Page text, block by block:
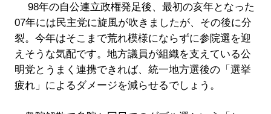
98年の自公連立政権発足後、最初の亥年となった
07年には民主党に旋風が吹きましたが、その後に分
裂。今年はそこまで荒れ模様にならずに参院選を迎
えそうな気配です。地方議員が組織を支えている公
明党とうまく連携できれば、統一地方選後の「選挙
疲れ」によるダメージを減らせるでしょう。